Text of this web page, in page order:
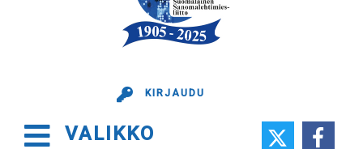
KIRJAUDU
VALIKKO